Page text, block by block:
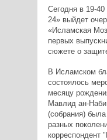
Сегодня в 19-
24» выйдет
«Исламская
первых
сюжете о
В Исламском
состоялось
месяцу
Мавлид ан-
(собрания)
разных
корреспондент